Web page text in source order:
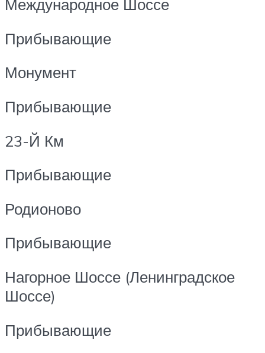
Международное Шоссе
Прибывающие
Монумент
Прибывающие
23-Й Км
Прибывающие
Родионово
Прибывающие
Нагорное Шоссе (Ленинградское
Шоссе)
Прибывающие